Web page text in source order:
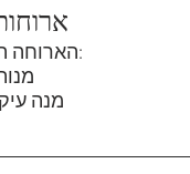
הארוחה